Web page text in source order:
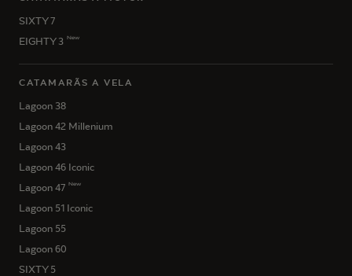
SIXTY 7
EIGHTY 3 New
CATAMARÃS A VELA
Lagoon 38
Lagoon 42 Millenium
Lagoon 43
Lagoon 46 Iconic
Lagoon 47 New
Lagoon 51 Iconic
Lagoon 55
Lagoon 60
SIXTY 5